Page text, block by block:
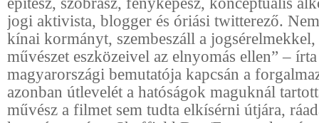
jogi aktivista, blogger és óriási twitterező.
kínai kormányt, szembeszáll a jogsérelmekkel,
művészet eszközeivel az elnyomás ellen” –
magyarországi bemutatója kapcsán a
azonban útlevelét a hatóságok maguknál
művész a filmet sem tudta elkísérni útjára,